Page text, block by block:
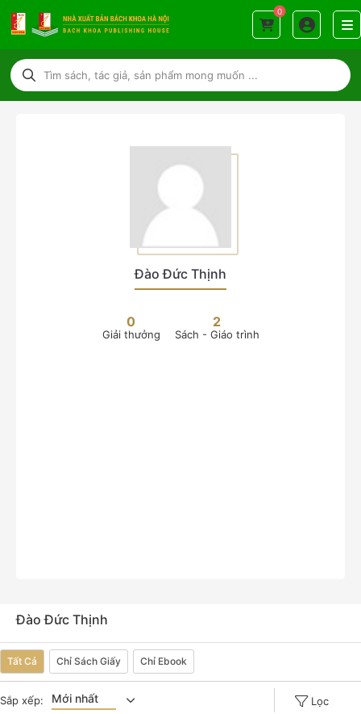
0
Đào Đức Thịnh
0
Giải thưởng
2
Sách - Giáo trình
Đào Đức Thịnh
Tất Cả Chỉ Sách Giấy Chỉ Ebook
Sắp xếp: Mới nhất Lọc